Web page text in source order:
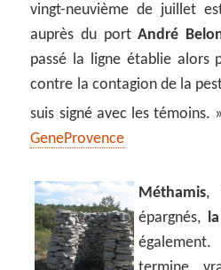
vingt-neuvième de juillet
auprès du portAndré
passé la ligne établie alors
contre la contagion de la
suis signé avec les témoins.
GeneProvence
Méthamis
épargnés,